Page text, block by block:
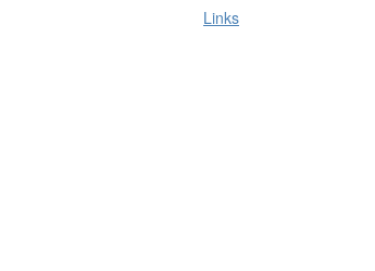
Links